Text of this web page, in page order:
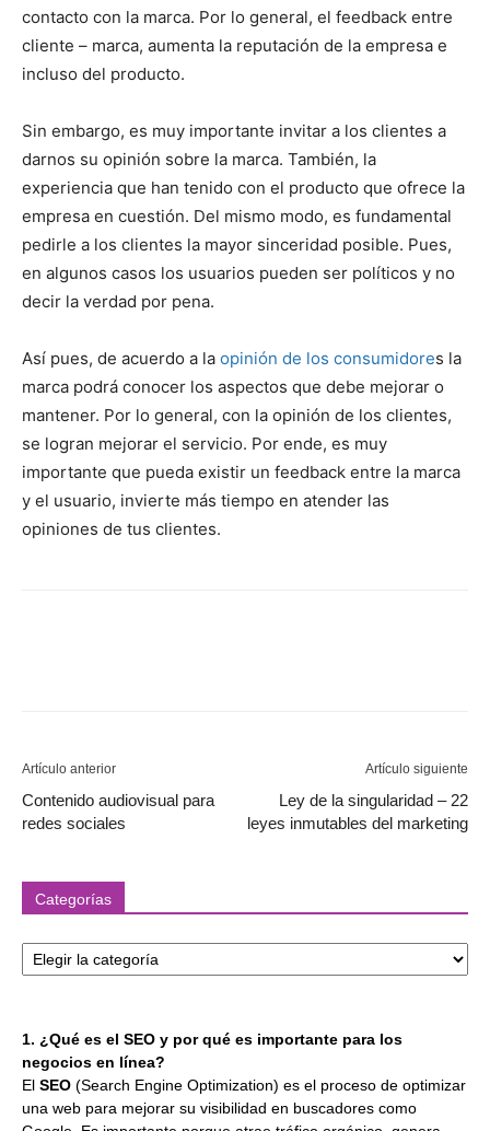
contacto con la marca. Por lo general, el feedback entre
cliente – marca, aumenta la reputación de la empresa e
incluso del producto.
Sin embargo, es muy importante invitar a los clientes a
darnos su opinión sobre la marca. También, la
experiencia que han tenido con el producto que ofrece la
empresa en cuestión. Del mismo modo, es fundamental
pedirle a los clientes la mayor sinceridad posible. Pues,
en algunos casos los usuarios pueden ser políticos y no
decir la verdad por pena.
Así pues, de acuerdo a la opinión de los consumidores la
marca podrá conocer los aspectos que debe mejorar o
mantener. Por lo general, con la opinión de los clientes,
se logran mejorar el servicio. Por ende, es muy
importante que pueda existir un feedback entre la marca
y el usuario, invierte más tiempo en atender las
opiniones de tus clientes.
Artículo anterior
Contenido audiovisual para
redes sociales
Artículo siguiente
Ley de la singularidad – 22
leyes inmutables del marketing
Categorías
1. ¿Qué es el SEO y por qué es importante para los
negocios en línea?
El SEO (Search Engine Optimization) es el proceso de optimizar
una web para mejorar su visibilidad en buscadores como